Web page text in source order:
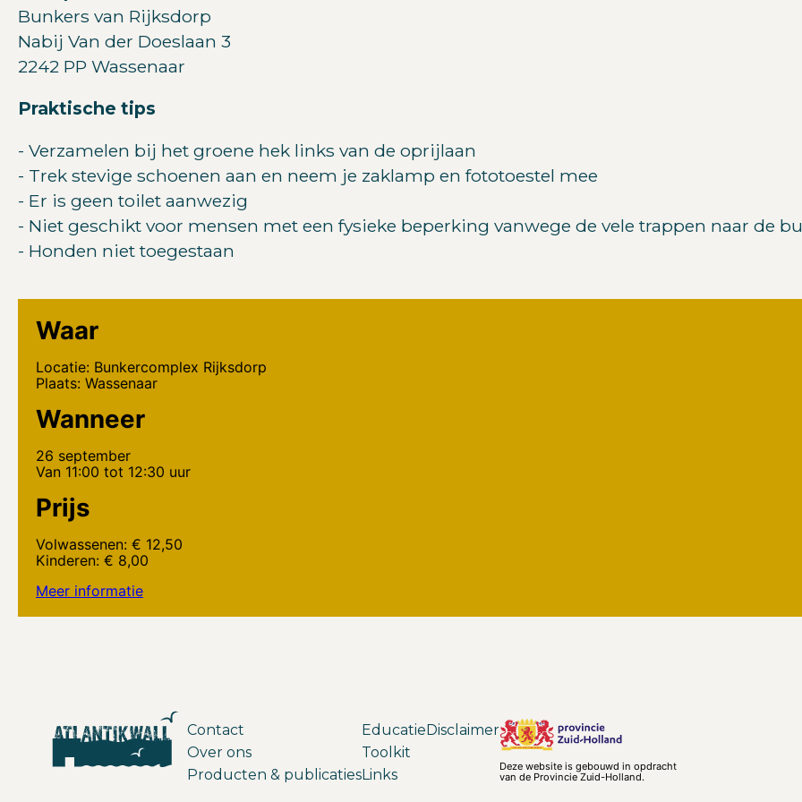
Bunkers van Rijksdorp
Nabij Van der Doeslaan 3
2242 PP Wassenaar
Praktische tips
- Verzamelen bij het groene hek links van de oprijlaan
- Trek stevige schoenen aan en neem je zaklamp en fototoestel mee
- Er is geen toilet aanwezig
- Niet geschikt voor mensen met een fysieke beperking vanwege de vele trappen naar de
- Honden niet toegestaan
Waar
Locatie: Bunkercomplex Rijksdorp
Plaats: Wassenaar
Wanneer
26 september
Van 11:00 tot 12:30 uur
Prijs
Volwassenen: € 12,50
Kinderen: € 8,00
Meer informatie
Contact
Over ons
Producten & publicaties
Educatie
Toolkit
Links
Disclaimer
Deze website is gebouwd in opdracht
van de Provincie Zuid-Holland.